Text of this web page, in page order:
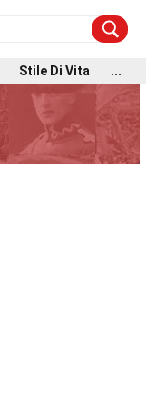
Stile Di Vita ...